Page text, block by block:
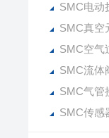
SMC电动
SMC真空
SMC空气
SMC流体
SMC气管
SMC传感